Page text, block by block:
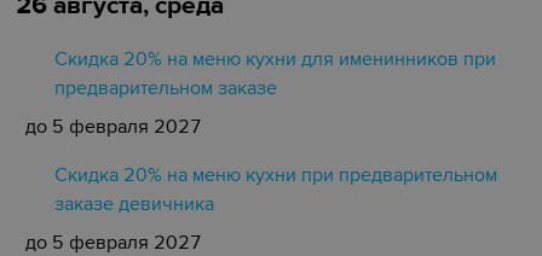
Скидка 20% на меню кухни для именинников при
предварительном заказе
до 5 февраля 2027
Скидка 20% на меню кухни при предварительном
заказе девичника
до 5 февраля 2027